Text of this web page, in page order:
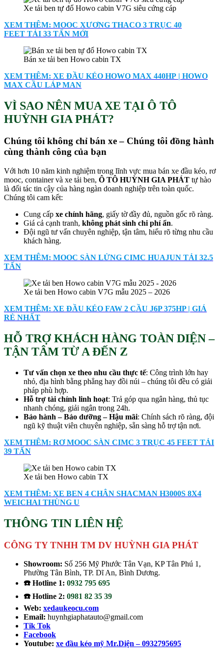
Xe tải ben tự đổ Howo cabin V7G siêu cứng cáp
XEM THÊM: MOOC XƯƠNG THACO 3 TRỤC 40
FEET TẢI 33 TẤN MỚI
Bán xe tải ben Howo cabin TX
XEM THÊM: XE ĐẦU KÉO HOWO MAX 440HP | HOWO
MAX CẦU LÁP MAN
VÌ SAO NÊN MUA XE TẠI Ô TÔ
HUỲNH GIA PHÁT?
Chúng tôi không chỉ bán xe – Chúng tôi đồng hành
cùng thành công của bạn
Với hơn 10 năm kinh nghiệm trong lĩnh vực mua bán xe đầu kéo, rơ
mooc, container và xe tải ben, Ô TÔ HUỲNH GIA PHÁT tự hào
là đối tác tin cậy của hàng ngàn doanh nghiệp trên toàn quốc.
Chúng tôi cam kết:
Cung cấp xe chính hãng, giấy tờ đầy đủ, nguồn gốc rõ ràng.
Giá cả cạnh tranh, không phát sinh chi phí ẩn.
Đội ngũ tư vấn chuyên nghiệp, tận tâm, hiểu rõ từng nhu cầu
khách hàng.
XEM THÊM: MOOC SÀN LỬNG CIMC HUAJUN TẢI 32.5
TẤN
Xe tải ben Howo cabin V7G mẫu 2025 – 2026
XEM THÊM: XE ĐẦU KÉO FAW 2 CẦU J6P 375HP | GIÁ
RẺ NHẤT
HỖ TRỢ KHÁCH HÀNG TOÀN DIỆN –
TẬN TÂM TỪ A ĐẾN Z
Tư vấn chọn xe theo nhu cầu thực tế: Công trình lớn hay
nhỏ, địa hình bằng phẳng hay đồi núi – chúng tôi đều có giải
pháp phù hợp.
Hỗ trợ tài chính linh hoạt: Trả góp qua ngân hàng, thủ tục
nhanh chóng, giải ngân trong 24h.
Bảo hành – Bảo dưỡng – Hậu mãi: Chính sách rõ ràng, đội
ngũ kỹ thuật viên chuyên nghiệp, sẵn sàng hỗ trợ tận nơi.
XEM THÊM: RƠ MOOC SÀN CIMC 3 TRỤC 45 FEET TẢI
39 TẤN
Xe tải ben Howo cabin TX
XEM THÊM: XE BEN 4 CHÂN SHACMAN H3000S 8X4
WEICHAI THÙNG U
THÔNG TIN LIÊN HỆ
CÔNG TY TNHH TM DV HUỲNH GIA PHÁT
Showroom: Số 256 Mỹ Phước Tân Vạn, KP Tân Phú 1,
Phường Tân Bình, TP. Dĩ An, Bình Dương.
☎️ Hotline 1: 0932 795 695
☎️ Hotline 2: 0981 82 35 39
Web: xedaukeocu.com
Email: huynhgiaphatauto@gmail.com
Tik Tok
Facebook
Youtube: xe đầu kéo mỹ Mr.Diện – 0932795695